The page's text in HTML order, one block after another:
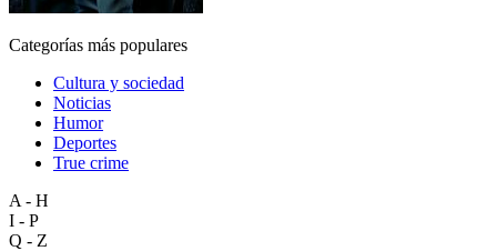
Categorías más populares
Cultura y sociedad
Noticias
Humor
Deportes
True crime
A - H
I - P
Q - Z